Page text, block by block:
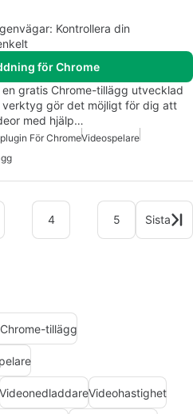
Kontrollera din
för Chrome
gratis Chrome-tillägg utvecklad
gör det möjligt för dig att
med hjälp…
För ChromeVideospelare
4 5 Sista
tillägg
VideonedladdareVideohastighet